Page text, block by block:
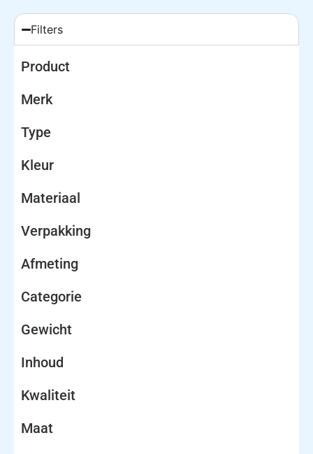
Filters
Product
Merk
Type
Kleur
Materiaal
Verpakking
Afmeting
Categorie
Gewicht
Inhoud
Kwaliteit
Maat